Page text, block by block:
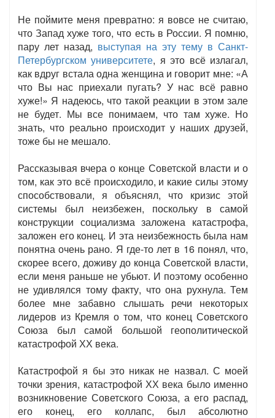
Не поймите меня превратно: я вовсе не считаю,
что Запад хуже того, что есть в России. Я помню,
пару лет назад, выступая на эту тему в Санкт-
Петербургском университете, я это всё излагал,
как вдруг встала одна женщина и говорит мне: «А
что Вы нас приехали пугать? У нас всё равно
хуже!» Я надеюсь, что такой реакции в этом зале
не будет. Мы все понимаем, что там хуже. Но
знать, что реально происходит у наших друзей,
тоже бы не мешало.
Рассказывая вчера о конце Советской власти и о
том, как это всё происходило, и какие силы этому
способствовали, я объяснял, что кризис этой
системы был неизбежен, поскольку в самой
конструкции социализма заложена катастрофа,
заложен его конец. И эта неизбежность была нам
понятна очень рано. Я где-то лет в 16 понял, что,
скорее всего, доживу до конца Советской власти,
если меня раньше не убьют. И поэтому особенно
не удивлялся тому факту, что она рухнула. Тем
более мне забавно слышать речи некоторых
лидеров из Кремля о том, что конец Советского
Союза был самой большой геополитической
катастрофой ХХ века.
Катастрофой я бы это никак не назвал. С моей
точки зрения, катастрофой ХХ века было именно
возникновение Советского Союза, а его распад,
его конец, его коллапс, был абсолютно